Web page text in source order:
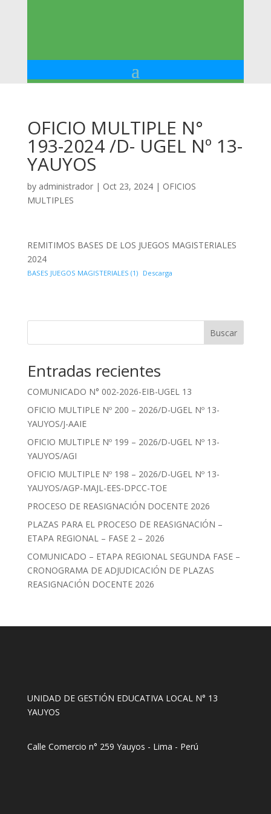
OFICIO MULTIPLE N°
193-2024 /D- UGEL Nº 13-
YAUYOS
by administrador| Oct 23, 2024| OFICIOS
MULTIPLES
REMITIMOS BASES DE LOS JUEGOS MAGISTERIALES
2024
BASES JUEGOS MAGISTERIALES (1) Descarga
Buscar
Entradas recientes
COMUNICADO N° 002-2026-EIB-UGEL 13
OFICIO MULTIPLE Nº 200 – 2026/D-UGEL Nº 13-
YAUYOS/J-AAIE
OFICIO MULTIPLE Nº 199 – 2026/D-UGEL Nº 13-
YAUYOS/AGI
OFICIO MULTIPLE Nº 198 – 2026/D-UGEL Nº 13-
YAUYOS/AGP-MAJL-EES-DPCC-TOE
PROCESO DE REASIGNACIÓN DOCENTE 2026
PLAZAS PARA EL PROCESO DE REASIGNACIÓN –
ETAPA REGIONAL – FASE 2 – 2026
COMUNICADO – ETAPA REGIONAL SEGUNDA FASE –
CRONOGRAMA DE ADJUDICACIÓN DE PLAZAS
REASIGNACIÓN DOCENTE 2026
UNIDAD DE GESTIÓN EDUCATIVA LOCAL N° 13
YAUYOS
Calle Comercio n° 259 Yauyos - Lima - Perú